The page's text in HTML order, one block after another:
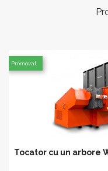
Tocator cu un arbore
Promovat